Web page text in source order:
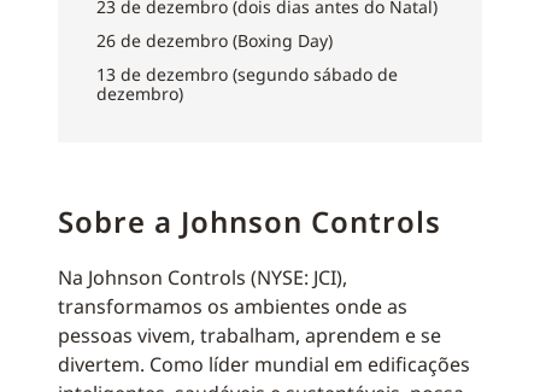
23 de dezembro (dois dias antes do Natal)
26 de dezembro (Boxing Day)
13 de dezembro (segundo sábado de
dezembro)
Sobre a Johnson Controls
Na Johnson Controls (NYSE: JCI),
transformamos os ambientes onde as
pessoas vivem, trabalham, aprendem e se
divertem. Como líder mundial em edificações